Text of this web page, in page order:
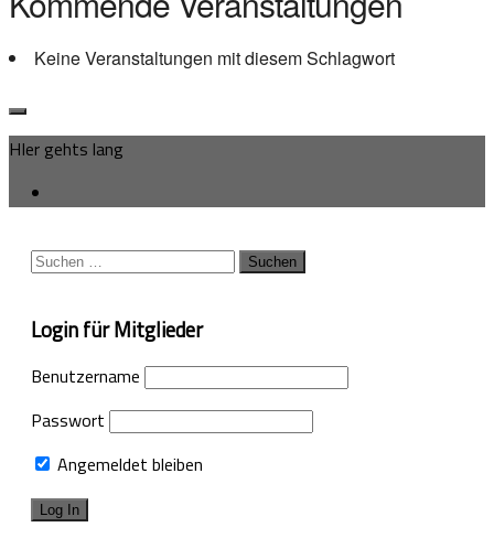
Keine Veranstaltungen mit diesem Schlagwort
HIer gehts lang
Suchen
Login für Mitglieder
Benutzername
Passwort
Angemeldet bleiben